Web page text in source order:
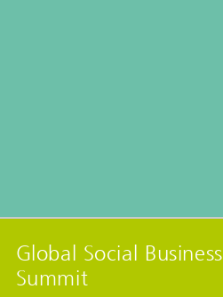
Global Social Business
Summit